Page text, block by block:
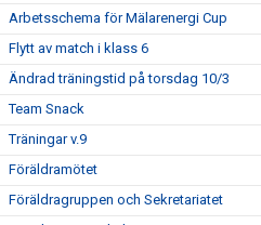
Arbetsschema för Mälarenergi Cup
Flytt av match i klass 6
Ändrad träningstid på torsdag 10/3
Team Snack
Träningar v.9
Föräldramötet
Föräldragruppen och Sekretariatet